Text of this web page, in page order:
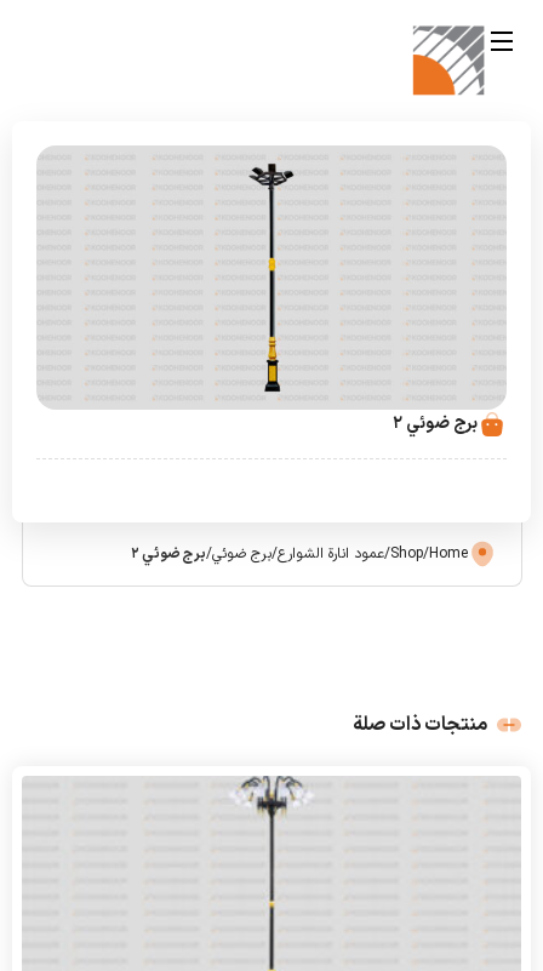
برج ضوئي 2
Home
/
Shop
/عمود انارة الشوارع/برج ضوئي/برج ضوئي 2
منتجات ذات صلة